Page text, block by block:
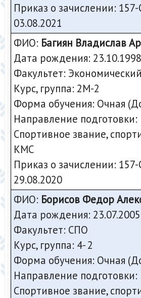
Приказ о зачислении:
03.08.2021
ФИО: Багиян Владислав
Дата рождения: 23.10.1998
Факультет: Экономический
Курс, группа: 2М-2
Форма обучения: Очная
Направление подготовки:
Спортивное звание,
КМС
Приказ о зачислении:
29.08.2020
ФИО: Борисов Федор
Дата рождения: 23.07.2005
Факультет: СПО
Курс, группа: 4- 2
Форма обучения: Очная
Направление подготовки:
Спортивное звание,